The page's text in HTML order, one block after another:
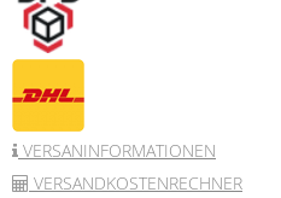
VERSANINFORMATIONEN
VERSANDKOSTENRECHNER